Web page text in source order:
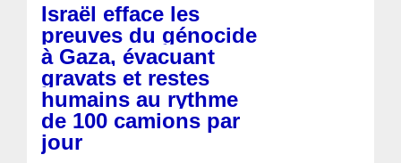
Israël efface les
preuves du génocide
à Gaza, évacuant
gravats et restes
humains au rythme
de 100 camions par
jour